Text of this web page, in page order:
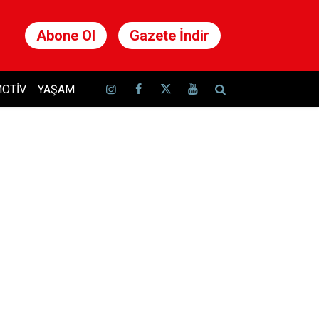
Abone Ol Gazete İndir
YAŞAM